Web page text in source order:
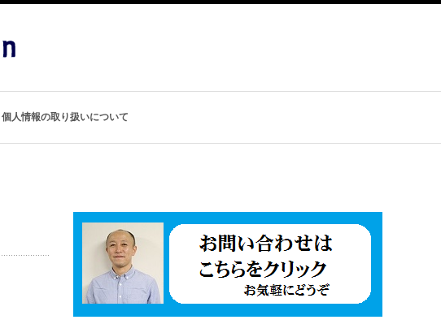
個人情報の取り扱いについて